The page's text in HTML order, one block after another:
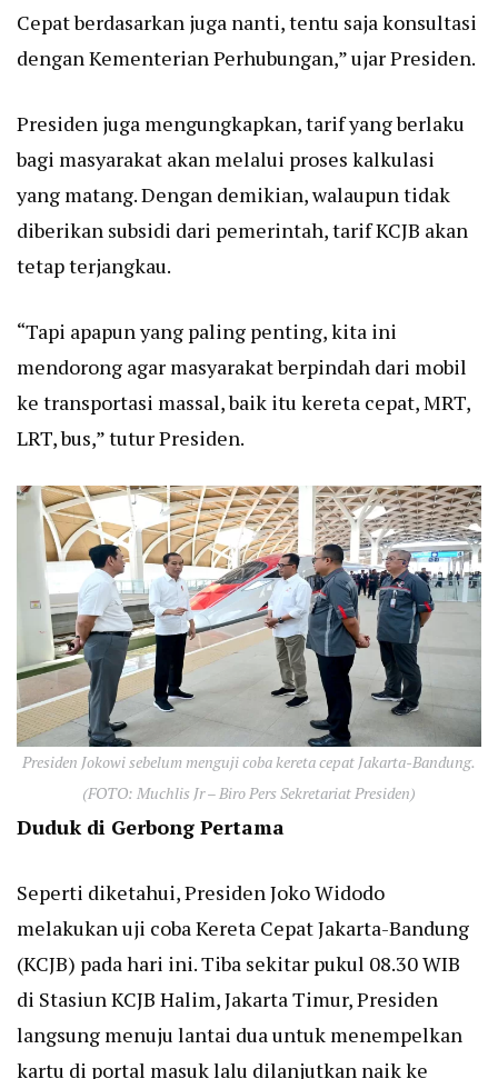
Cepat berdasarkan juga nanti, tentu saja konsultasi
dengan Kementerian Perhubungan,” ujar Presiden.
Presiden juga mengungkapkan, tarif yang berlaku
bagi masyarakat akan melalui proses kalkulasi
yang matang. Dengan demikian, walaupun tidak
diberikan subsidi dari pemerintah, tarif KCJB akan
tetap terjangkau.
“Tapi apapun yang paling penting, kita ini
mendorong agar masyarakat berpindah dari mobil
ke transportasi massal, baik itu kereta cepat, MRT,
LRT, bus,” tutur Presiden.
Presiden Jokowi sebelum menguji coba kereta cepat Jakarta-Bandung.
(FOTO: Muchlis Jr – Biro Pers Sekretariat Presiden)
Duduk di Gerbong Pertama
Seperti diketahui, Presiden Joko Widodo
melakukan uji coba Kereta Cepat Jakarta-Bandung
(KCJB) pada hari ini. Tiba sekitar pukul 08.30 WIB
di Stasiun KCJB Halim, Jakarta Timur, Presiden
langsung menuju lantai dua untuk menempelkan
kartu di portal masuk lalu dilanjutkan naik ke